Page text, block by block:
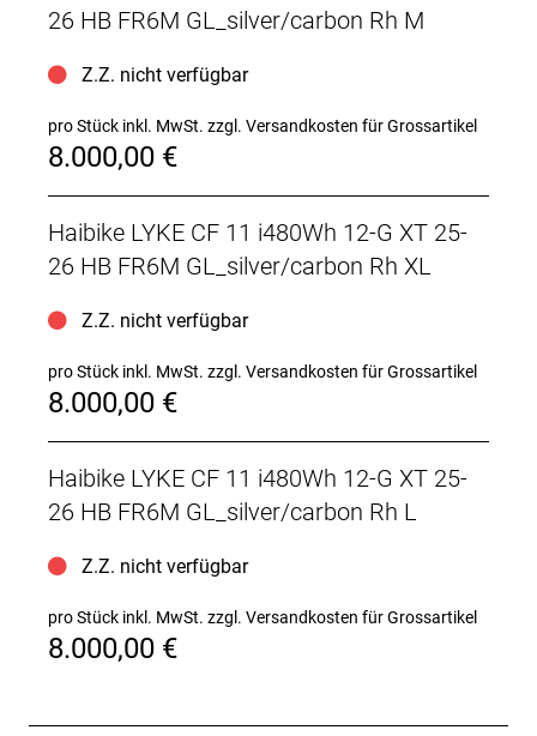
26 HB FR6M GL_silver/carbon Rh M
Z.Z. nicht verfügbar
pro Stück inkl. MwSt. zzgl. Versandkosten für Grossartikel
8.000,00 €
Haibike LYKE CF 11 i480Wh 12-G XT 25-
26 HB FR6M GL_silver/carbon Rh XL
Z.Z. nicht verfügbar
pro Stück inkl. MwSt. zzgl. Versandkosten für Grossartikel
8.000,00 €
Haibike LYKE CF 11 i480Wh 12-G XT 25-
26 HB FR6M GL_silver/carbon Rh L
Z.Z. nicht verfügbar
pro Stück inkl. MwSt. zzgl. Versandkosten für Grossartikel
8.000,00 €